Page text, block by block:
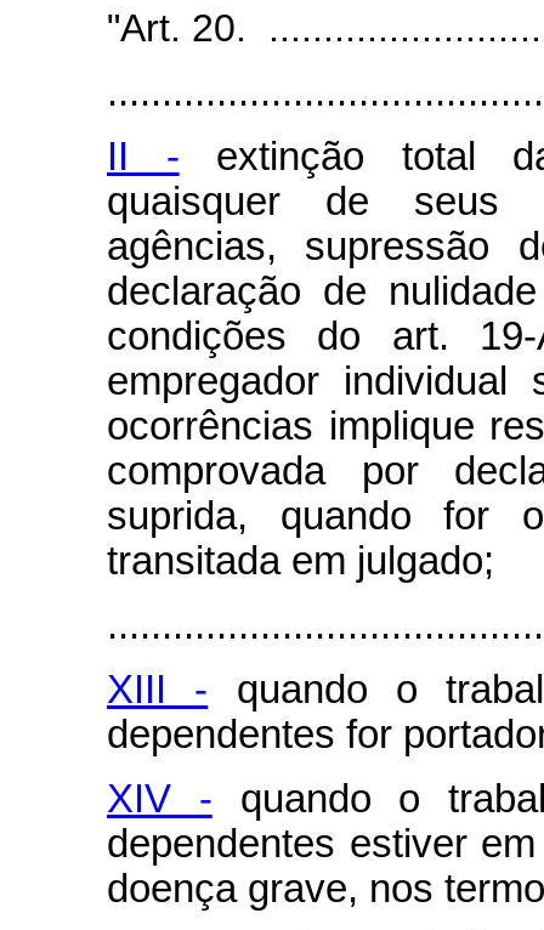
"Art. 20.
II - extinção total
quaisquer de seus
agências, supressão
declaração de
condições do art.
empregador individual
ocorrências implique
comprovada por
suprida, quando for
transitada em julgado;
XIII - quando o
dependentes for
XIV - quando o
dependentes estiver
doença grave, nos